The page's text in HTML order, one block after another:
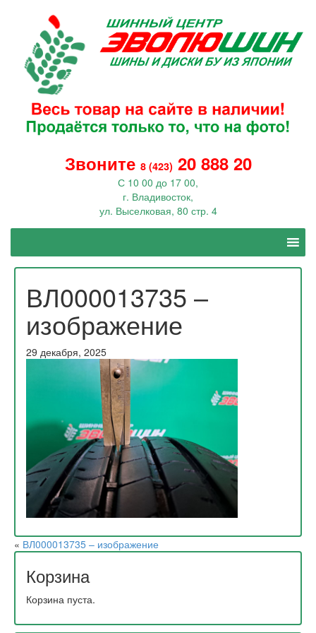
Звоните 8 (423) 20 888 20
С 10 00 до 17 00,
г. Владивосток,
ул. Выселковая, 80 стр. 4
ВЛ000013735 –
изображение
29 декабря, 2025
« ВЛ000013735 – изображение
Корзина
Корзина пуста.